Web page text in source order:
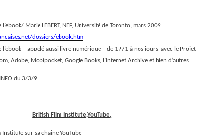
Marie LEBERT, NEF, Université de Toronto, mars 2009
dossiers/ebook.htm
– appelé aussi livre numérique – de 1971 à nos jours, avec le Projet
Adobe, Mobipocket, Google Books, l’Internet Archive et bien d’autres
du 3/3/9
British Film Institute,YouTube,
sur sa chaîne YouTube